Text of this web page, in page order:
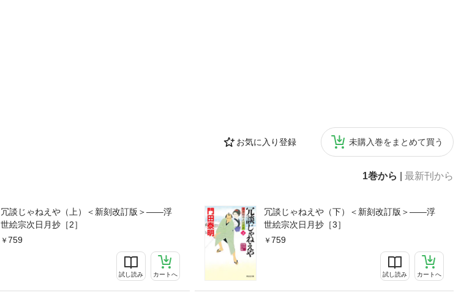
お気に入り登録 未購入巻をまとめて買う
1巻から 最新刊から
冗談じゃねえや（上）＜新刻改訂版＞——浮
世絵宗次日月抄［2］
759
試し読み カートへ
冗談じゃねえや（下）＜新刻改訂版＞——浮
世絵宗次日月抄［3］
759
試し読み カートへ